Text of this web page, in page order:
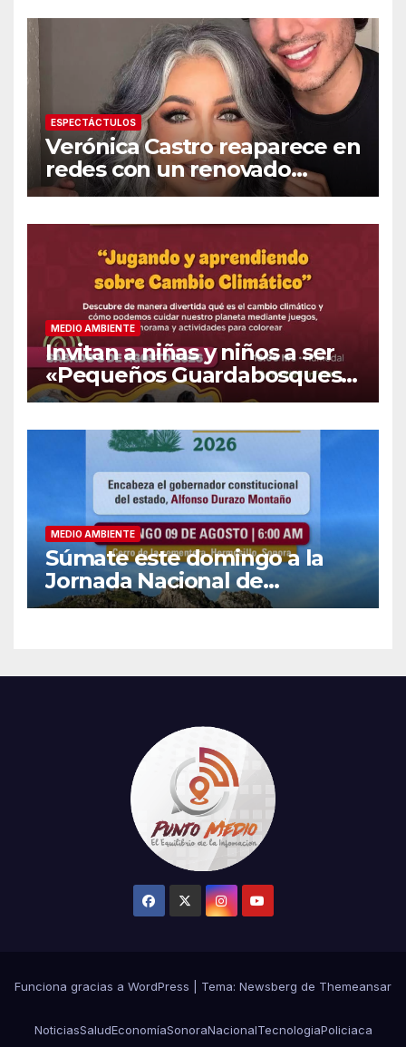
ESPECTÁCTULOS
Verónica Castro reaparece en
redes con un renovado
cambio de look
MEDIO AMBIENTE
Invitan a niñas y niños a ser
«Pequeños Guardabosques»
en La Sauceda
MEDIO AMBIENTE
Súmate este domingo a la
Jornada Nacional de
Reforestación 2026
Funciona gracias a WordPress Tema: Newsberg de Themeansar
NoticiasSaludEconomíaSonoraNacionalTecnologiaPoliciaca